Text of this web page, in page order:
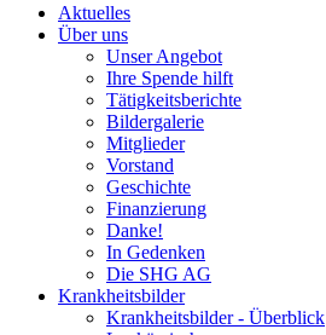
Aktuelles
Über uns
Unser Angebot
Ihre Spende hilft
Tätigkeitsberichte
Bildergalerie
Mitglieder
Vorstand
Geschichte
Finanzierung
Danke!
In Gedenken
Die SHG AG
Krankheitsbilder
Krankheitsbilder - Überblick